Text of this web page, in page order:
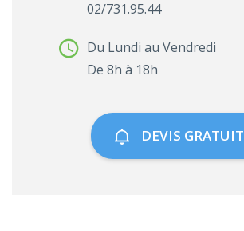
02/731.95.44
Du Lundi au Vendredi
De 8h à 18h
DEVIS GRATUIT